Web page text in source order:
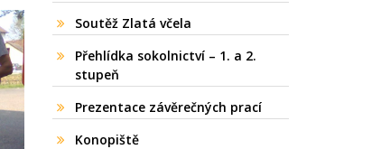
Soutěž Zlatá včela
Přehlídka sokolnictví – 1. a 2.
stupeň
Prezentace závěrečných prací
Konopiště